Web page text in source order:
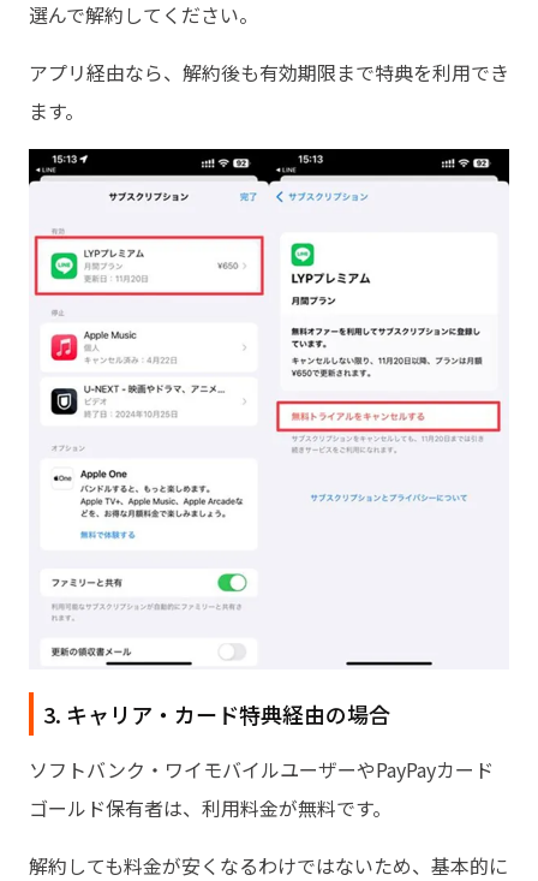
選んで解約してください。
アプリ経由なら、解約後も有効期限まで特典を利用でき
ます。
3. キャリア・カード特典経由の場合
ソフトバンク・ワイモバイルユーザーやPayPayカード
ゴールド保有者は、利用料金が無料です。
解約しても料金が安くなるわけではないため、基本的に